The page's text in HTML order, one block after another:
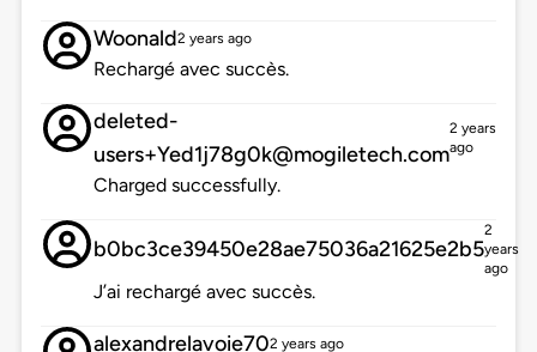
Woonald2 years ago
Rechargé avec succès.
deleted-
users+Yed1j78g0k@mogiletech.com
2 years
ago
Charged successfully.
b0bc3ce39450e28ae75036a21625e2b5
2
years
ago
J’ai rechargé avec succès.
alexandrelavoie702 years ago